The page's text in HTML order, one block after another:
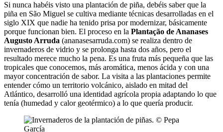
Si nunca habéis visto una plantación de piña, debéis saber que la
piña en São Miguel se cultiva mediante técnicas desarrolladas en el
siglo XIX que nadie ha tenido prisa por modernizar, básicamente
porque funcionan bien. El proceso en la Plantação de Ananases
Augusto Arruda (ananasesarruda.com) se realiza dentro de
invernaderos de vidrio y se prolonga hasta dos años, pero el
resultado merece mucho la pena. Es una fruta más pequeña que las
tropicales que conocemos, más aromática, menos ácida y con una
mayor concentración de sabor. La visita a las plantaciones permite
entender cómo un territorio volcánico, aislado en mitad del
Atlántico, desarrolló una identidad agrícola propia adaptando lo que
tenía (humedad y calor geotérmico) a lo que quería producir.